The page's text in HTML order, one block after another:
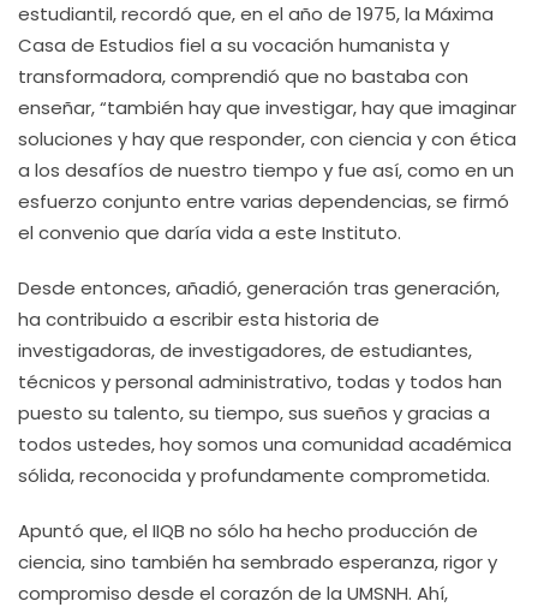
estudiantil, recordó que, en el año de 1975, la Máxima
Casa de Estudios fiel a su vocación humanista y
transformadora, comprendió que no bastaba con
enseñar, “también hay que investigar, hay que imaginar
soluciones y hay que responder, con ciencia y con ética
a los desafíos de nuestro tiempo y fue así, como en un
esfuerzo conjunto entre varias dependencias, se firmó
el convenio que daría vida a este Instituto.
Desde entonces, añadió, generación tras generación,
ha contribuido a escribir esta historia de
investigadoras, de investigadores, de estudiantes,
técnicos y personal administrativo, todas y todos han
puesto su talento, su tiempo, sus sueños y gracias a
todos ustedes, hoy somos una comunidad académica
sólida, reconocida y profundamente comprometida.
Apuntó que, el IIQB no sólo ha hecho producción de
ciencia, sino también ha sembrado esperanza, rigor y
compromiso desde el corazón de la UMSNH. Ahí,